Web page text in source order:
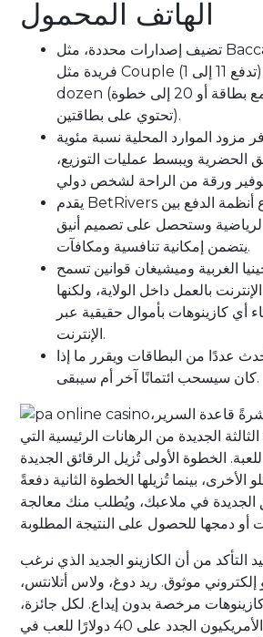
الهاتف المحمول
تضيف إصدارات محددة، مثل Baccarat Rush، رهانات
فريدة مثل Couple (تدفع 11 إلى 1) وSuper Half a
dozen (تدفع عدة إلى 1 مع بطاقة أو 20 إلى خطوة
تحتوي على بطاقتين).
مزود الموارد المحلية نسبة مئوية
الحضرية ويبسط عمليات التوزيع،
يقدم BetRivers الآن واحدًا من أسرع أنظمة الدفع بين
وستحصل على تصميم أنيق
يتضمن إمكانية تنافسية ومكافآت.
الغربية وميشيغان قوانين تسمح
بالعمل داخل الولاية، ولكنها
أي كازينوهات بأموال حقيقية عبر
الإنترنت.
عددًا من البطاقات ويقرر ما إذا
كان سيسحب ائتمانًا آخر أم سيبقى.
قاعدة السرير،
الجديدة من الرهانات الرئيسية التي
الخطوة الأولى تُزيل الرقائق الجديدة
الأخرى، بينما تُزيلها الخطوة الثانية دفعةً
الجديدة في ملاعبك، ويُطلب منك معالجة
التأكد من أن الكازينو الجديد الذي نرغب
إلكتروني موثوق. ريد دوغ، ولاس أتلانتس،
مرخصة بدون إيداع. لكل جائزة،
يحصل اللاعبون الأمريكيون الجدد على 40 دولارًا للعب في